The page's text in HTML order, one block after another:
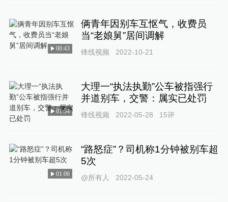
00:43
俩青年因别车互怄气，收费员
当“老娘舅”居间调解
锋线视频 2022-10-21
01:54
大理一“执法执勤”公车被指强行
并道别车，交警：属实已处罚
锋线视频 2022-05-28 15评
01:06
“路怒症”？司机称1分钟被别车超
5次
@所有人 2022-05-24